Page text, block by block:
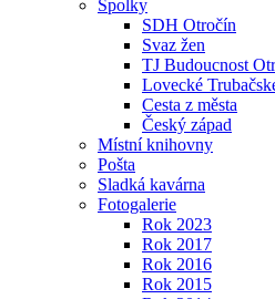
Spolky
SDH Otročín
Svaz žen
TJ Budoucnost
Lovecké
Cesta z města
Český západ
Místní knihovny
Pošta
Sladká kavárna
Fotogalerie
Rok 2023
Rok 2017
Rok 2016
Rok 2015